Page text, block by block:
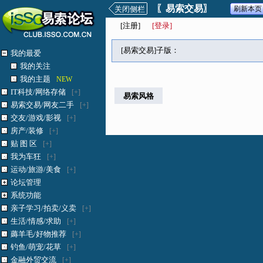
我的最爱
我的关注
我的主题
NEW
IT科技/网络存储 [+]
易索交易/网友二手 [+]
交友/游戏/影视 [+]
房产/装修 [+]
贴 图 区 [+]
我为车狂 [+]
运动/旅游/美食 [+]
论坛管理
系统功能
亲子学习/拍卖/义卖
[+]
生活/情感/求助 [+]
薅羊毛/好物推荐 [+]
钓鱼/萌宠/花草 [+]
金融外贸交流 [+]
关闭侧栏 〖易索交易〗 刷新本页
[注册] [登录]
[易索交易]子版：
易索风格